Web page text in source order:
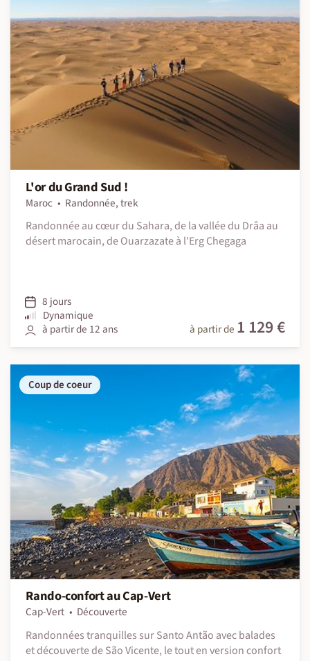
L'or du Grand Sud !
Maroc
Randonnée, trek
Randonnée au cœur du Sahara, de la vallée du Drâa au
désert marocain, de Ouarzazate à l'Erg Chegaga
8 jours
Dynamique
à partir de 12 ans
à partir de 1 129 €
Coup de coeur
Rando-confort au Cap-Vert
Cap-Vert
Découverte
Randonnées tranquilles sur Santo Antão avec balades
et découverte de São Vicente, le tout en version confort